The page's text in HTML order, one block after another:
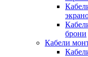
брони
Кабели